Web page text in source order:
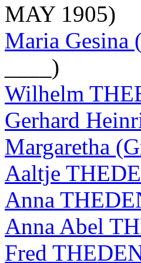
MAY 1905)
Maria
____)
Wilhelm
Gerhard
Margaretha
Aaltje
Anna
Anna Abel
Fred